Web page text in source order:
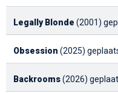
Legally Blonde (2001)
Obsession (2025)
Backrooms(2026)